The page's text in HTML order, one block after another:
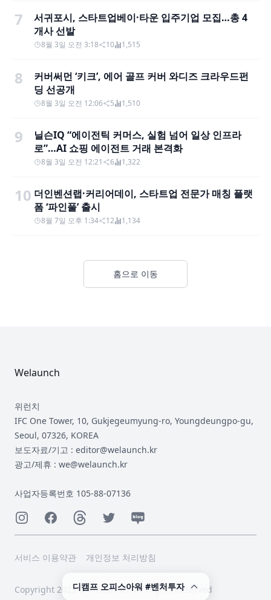
7
서귀포시, 스타트업베이·타운 입주기업 모집…총 4
개사 선발
8월 3일 오전 3:18 10 1,515
8
커버써먼 ‘키크’, 에어 골프 커버 와디즈 크라우드펀
딩 선공개
8월 3일 오전 12:06 5 1,510
9
닐슨IQ “에이전틱 커머스, 실험 넘어 일상 인프라
로”…AI 쇼핑 에이전트 거래 본격화
8월 3일 오전 12:21 6 1,322
10 더인벤션랩·커리어데이, 스타트업 전문가 매칭 플랫
폼 ‘파인풀’ 출시
8월 7일 오후 1:34 12 1,134
홈으로 이동
Welaunch
위런치
IFC One Tower, 10, Gukjegeumyung-ro, Youngdeungpo-gu,
Seoul, 07326, KOREA
보도자료/기고 : editor@welaunch.kr
광고/제휴 : we@welaunch.kr
사업자등록번호 105-88-07136
InstagramFacebookThreadsTwitterNaver
서비스 이용약관 개인정보 처리방침
Copyright 2023 © Welaunch. All Rights Reserved
디캠프 오피스아워 #벤처투자